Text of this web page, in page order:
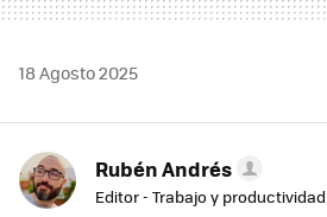
18 Agosto 2025
Rubén Andrés
Editor - Trabajo y productividad